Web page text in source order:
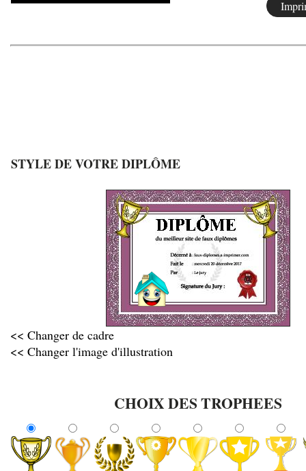
STYLE DE VOTRE DIPLÔME
<< Changer de cadre
<< Changer l'image d'illustration
CHOIX DES TROPHEES